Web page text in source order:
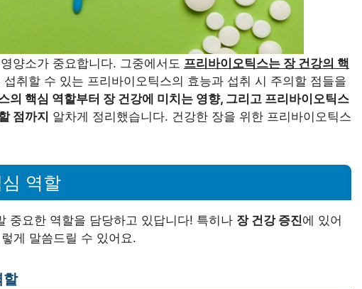
양소가 중요합니다. 그중에서도 프리바이오틱스는 장 건강의 핵
취할 수 있는 프리바이오틱스의 효능과 섭취 시 주의할 점들을
의 핵심 역할부터 장 건강에 미치는 영향, 그리고 프리바이오틱스
점까지 알차게 정리했습니다. 건강한 장을 위한 프리바이오틱스
역할
중요한 역할을 담당하고 있답니다! 특히나 장 건강 증진에 있어
게 말씀드릴 수 있어요.
할